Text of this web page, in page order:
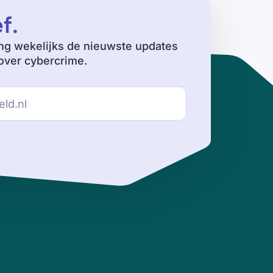
.
wekelijks de nieuwste updates
cybercrime.